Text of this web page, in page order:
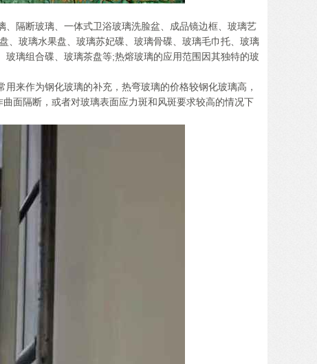
隔断玻璃、一体式卫浴玻璃洗脸盆、成品镜边框、玻璃艺
、玻璃水果盘、玻璃苏妃碟、玻璃骨碟、玻璃毛巾托、玻璃
璃组合碟、玻璃茶盘等;热熔玻璃的应用范围因其独特的玻
来作为钢化玻璃的补充，热弯玻璃的价格较钢化玻璃高，
面隔断，或者对玻璃表面应力斑和风斑要求较高的情况下